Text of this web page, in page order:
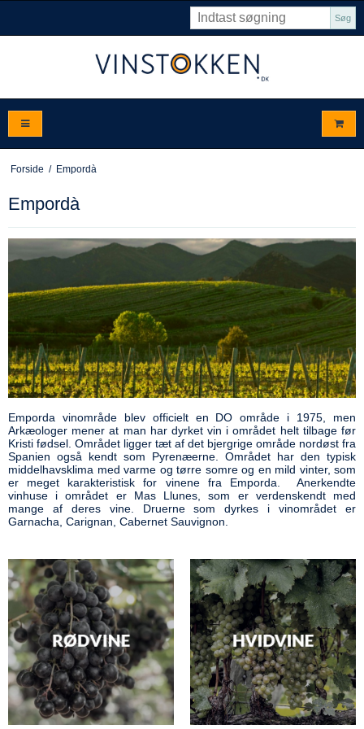
Søg
Forside / Empordà
Empordà
Emporda vinområde blev officielt en DO område i 1975, men
Arkæologer mener at man har dyrket vin i området helt tilbage før
Kristi fødsel. Området ligger tæt af det bjergrige område nordøst fra
Spanien også kendt som Pyrenæerne. Området har den typisk
middelhavsklima med varme og tørre somre og en mild vinter, som
er meget karakteristisk for vinene fra Emporda. Anerkendte
vinhuse i området er Mas Llunes, som er verdenskendt med
mange af deres vine. Druerne som dyrkes i vinområdet er
Garnacha, Carignan, Cabernet Sauvignon.